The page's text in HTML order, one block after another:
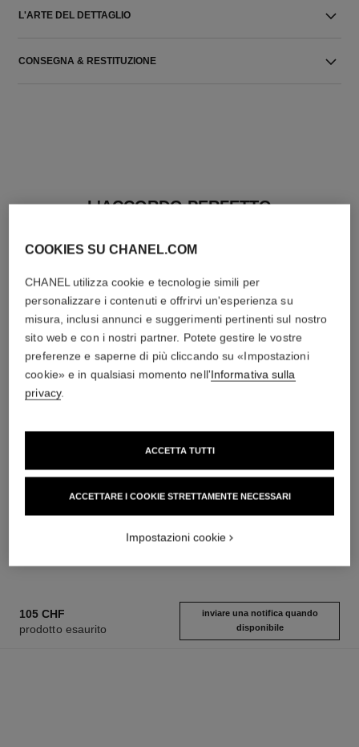
L'ARTE DEL DETTAGLIO
CONSEGNA & RESTITUZIONE
L'ACCORDO PERFETTO
sublimage la crème texture
n°5
Eau de Parfum Vaporizzatore
a partire da
105 CHF
prodotto esaurito
inviare una notifica quando
disponibile
COOKIES SU CHANEL.COM
CHANEL utilizza cookie e tecnologie simili per
personalizzare i contenuti e offrirvi un'esperienza su
misura, inclusi annunci e suggerimenti pertinenti sul nostro
sito web e con i nostri partner. Potete gestire le vostre
preferenze e saperne di più cliccando su «Impostazioni
cookie» e in qualsiasi momento nell'Informativa sulla
privacy.
ACCETTARE I COOKIE STRETTAMENTE NECESSARI
ACCETTA TUTTI
Impostazioni cookie